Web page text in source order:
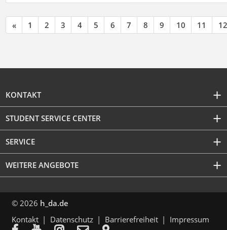
« 1 2 3 4 5 6 7 8 9 10 11 12
KONTAKT
STUDENT SERVICE CENTER
SERVICE
WEITERE ANGEBOTE
© 2026 h_da.de
Kontakt
Datenschutz Barrierefreiheit Impressum